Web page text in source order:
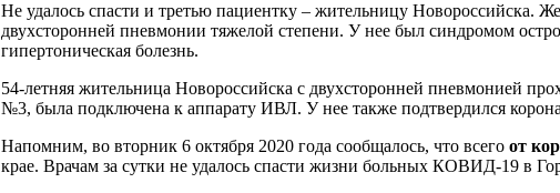
Не удалось спасти и третью пациентку – жительницу Новороссийска.
двухсторонней пневмонии тяжелой степени. У нее был синдромом
гипертоническая болезнь.
54-летняя жительница Новороссийска с двухсторонней пневмонией
№3, была подключена к аппарату ИВЛ. У нее также подтвердился
Напомним, во вторник 6 октября 2020 года сообщалось, что всего от
крае. Врачам за сутки не удалось спасти жизни больных КОВИД-19 в